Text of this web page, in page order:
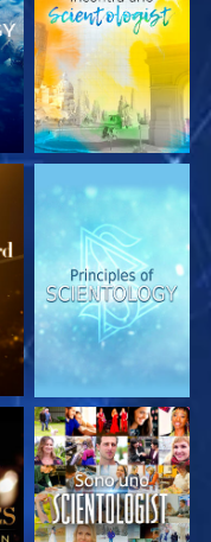
ESPLORA LE
SERIE
GUARDA